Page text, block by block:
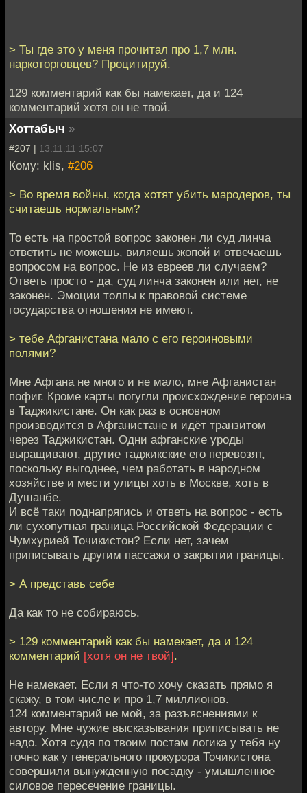
> Ты где это у меня прочитал про 1,7 млн.
наркоторговцев? Процитируй.
129 комментарий как бы намекает, да и 124
комментарий хотя он не твой.
Хоттабыч »
#207 | 13.11.11 15:07
Кому: klis, #206
> Во время войны, когда хотят убить мародеров, ты
считаешь нормальным?
То есть на простой вопрос законен ли суд линча
ответить не можешь, виляешь жопой и отвечаешь
вопросом на вопрос. Не из евреев ли случаем?
Ответь просто - да, суд линча законен или нет, не
законен. Эмоции толпы к правовой системе
государства отношения не имеют.
> тебе Афганистана мало с его героиновыми
полями?
Мне Афгана не много и не мало, мне Афганистан
пофиг. Кроме карты погугли происхождение героина
в Таджикистане. Он как раз в основном
производится в Афганистане и идёт транзитом
через Таджикистан. Одни афганские уроды
выращивают, другие таджикские его перевозят,
поскольку выгоднее, чем работать в народном
хозяйстве и мести улицы хоть в Москве, хоть в
Душанбе.
И всё таки поднапрягись и ответь на вопрос - есть
ли сухопутная граница Российской Федерации с
Чумхурией Точикистон? Если нет, зачем
приписывать другим пассажи о закрытии границы.
> А представь себе
Да как то не собираюсь.
> 129 комментарий как бы намекает, да и 124
комментарий [хотя он не твой].
Не намекает. Если я что-то хочу сказать прямо я
скажу, в том числе и про 1,7 миллионов.
124 комментарий не мой, за разъяснениями к
автору. Мне чужие высказывания приписывать не
надо. Хотя судя по твоим постам логика у тебя ну
точно как у генерального прокурора Точикистона
совершили вынужденную посадку - умышленное
силовое пересечение границы.